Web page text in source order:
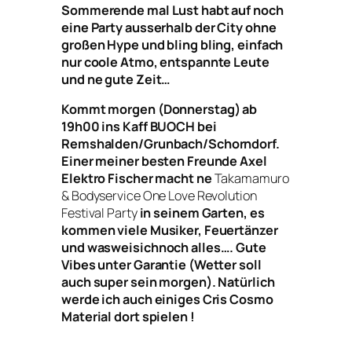
Sommerende mal Lust habt auf noch
eine Party ausserhalb der City ohne
großen Hype und bling bling, einfach
nur coole Atmo, entspannte Leute
und ne gute Zeit…
Kommt morgen (Donnerstag) ab
19h00 ins Kaff BUOCH bei
Remshalden/Grunbach/Schorndorf.
Einer meiner besten Freunde Axel
Elektro Fischer macht neTakamamuro
& Bodyservice One Love Revolution
Festival Partyin seinem Garten, es
kommen viele Musiker, Feuertänzer
und wasweisichnoch alles…. Gute
Vibes unter Garantie (Wetter soll
auch super sein morgen). Natürlich
werde ich auch einiges Cris Cosmo
Material dort spielen !